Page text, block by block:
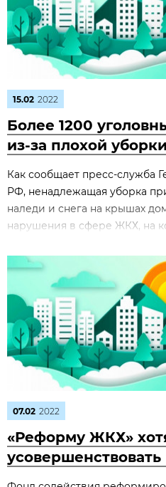
15.02 2022
Более 1200
из-за плохой
Как сообщает пресс-служба
РФ, ненадлежащая уборка
наледи и снега на крышах
нарушения в сфере ЖКХ, на
07.02 2022
«Реформу ЖКХ»